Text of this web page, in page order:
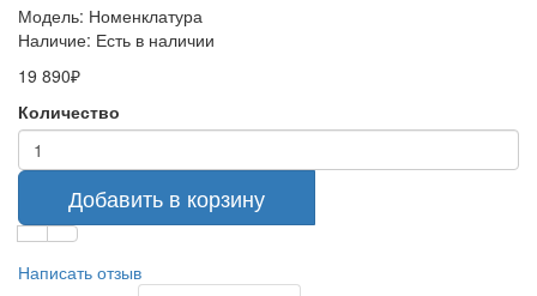
Модель: Номенклатура
Наличие: Есть в наличии
19 890₽
Количество
Добавить в корзину
Написать отзыв